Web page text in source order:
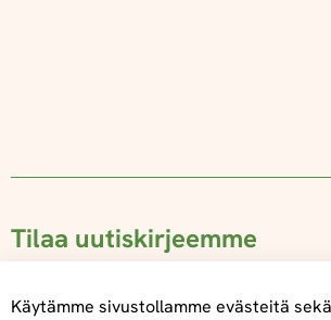
Tilaa uutiskirjeemme
Käytämme sivustollamme evästeitä